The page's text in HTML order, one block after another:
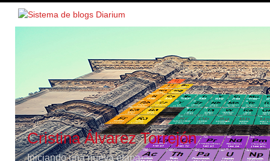
Cristina Álvarez Torrejón
Iniciando una nueva etapa